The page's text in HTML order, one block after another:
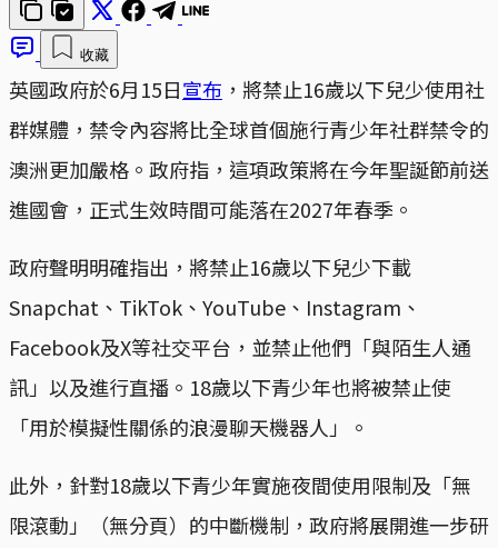
收藏
英國政府於6月15日宣布 ，將禁止16歲以下兒少使用社
群媒體，禁令內容將比全球首個施行青少年社群禁令的
澳洲更加嚴格。政府指，這項政策將在今年聖誕節前送
進國會，正式生效時間可能落在2027年春季。
政府聲明明確指出，將禁止16歲以下兒少下載
Snapchat、TikTok、YouTube、Instagram、
Facebook及X等社交平台，並禁止他們「與陌生人通
訊」以及進行直播。18歲以下青少年也將被禁止使
「用於模擬性關係的浪漫聊天機器人」。
此外，針對18歲以下青少年實施夜間使用限制及「無
限滾動」（無分頁）的中斷機制，政府將展開進一步研